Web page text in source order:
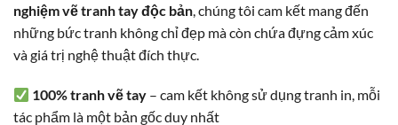
nghiệm vẽ tranh tay độc bản , chúng tôi cam kết mang đến
những bức tranh không chỉ đẹp mà còn chứa đựng cảm xúc
và giá trị nghệ thuật đích thực.
100% tranh vẽ tay – cam kết không sử dụng tranh in, mỗi
tác phẩm là một bản gốc duy nhất